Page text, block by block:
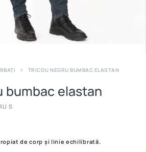
TRICOU NEGRU BUMBAC ELASTAN
bumbac elastan
S
de corp și linie echilibrată.